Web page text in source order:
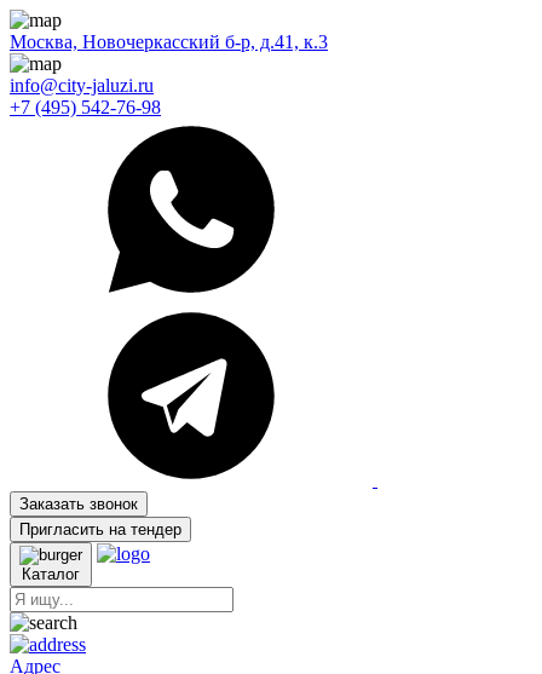
Москва, Новочеркасский б-р, д.41, к.3
info@city-jaluzi.ru
+7 (495) 542-76-98
Заказать звонок
Пригласить на тендер
Каталог
Адрес